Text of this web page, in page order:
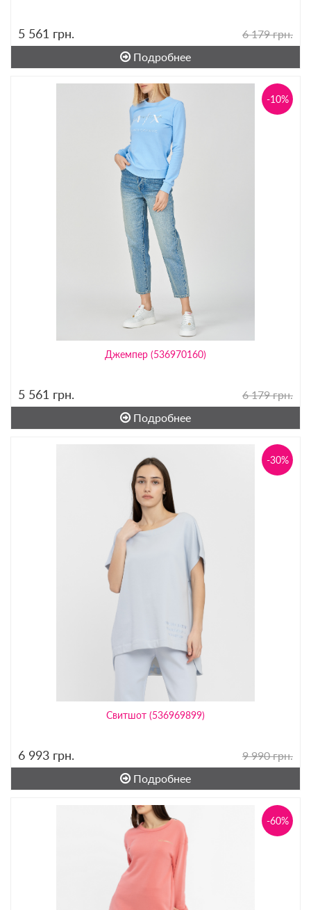
5 561 грн.
6 179 грн.
Подробнее
Джемпер (536970160)
-10%
5 561 грн.
6 179 грн.
Подробнее
Свитшот (536969899)
-30%
6 993 грн.
9 990 грн.
Подробнее
-60%